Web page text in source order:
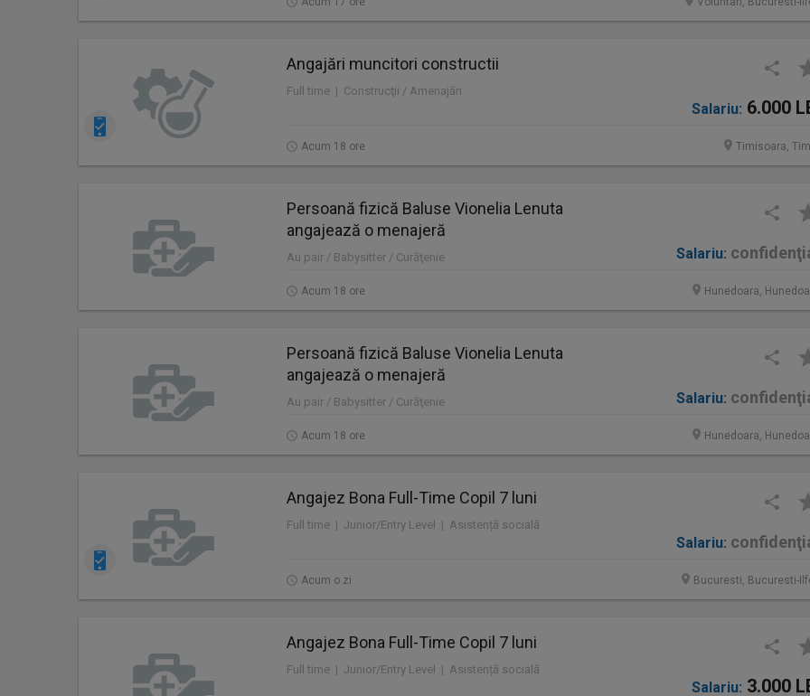
Angajări muncitori constructii
Full time | Construcţii / Amenajări
Salariu: 6.000
Acum 18 ore Timisoara,
Persoană fizică Baluse Vionelia Lenuta
angajează o menajeră
Au pair / Babysitter / Curăţenie Salariu:
Acum 18 ore Hunedoara,
Persoană fizică Baluse Vionelia Lenuta
angajează o menajeră
Au pair / Babysitter / Curăţenie Salariu:
Acum 18 ore Hunedoara,
Angajez Bona Full-Time Copil 7 luni
Full time | Junior/Entry Level | Asistență socială
Salariu:
Acum o zi Bucuresti, Bucuresti-
Angajez Bona Full-Time Copil 7 luni
Full time | Junior/Entry Level | Asistență socială
Salariu: 3.000